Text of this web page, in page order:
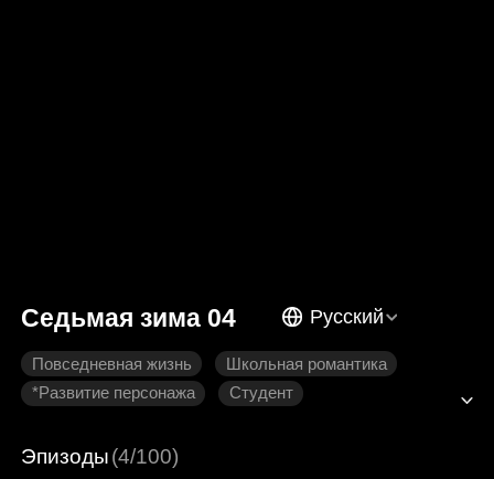
Седьмая зима 04 Русский
Повседневная жизнь
Школьная романтика
*Развитие персонажа
Студент
Эпизоды(4/100)